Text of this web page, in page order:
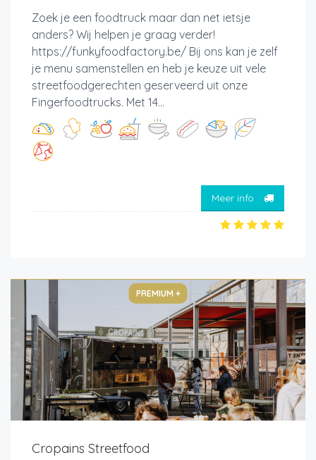
Zoek je een foodtruck maar dan net ietsje
anders? Wij helpen je graag verder!
https://funkyfoodfactory.be/ Bij ons kan je zelf
je menu samenstellen en heb je keuze uit vele
streetfoodgerechten geserveerd uit onze
Fingerfoodtrucks. Met 14...
Meer info
PREMIUM +
Cropains Streetfood